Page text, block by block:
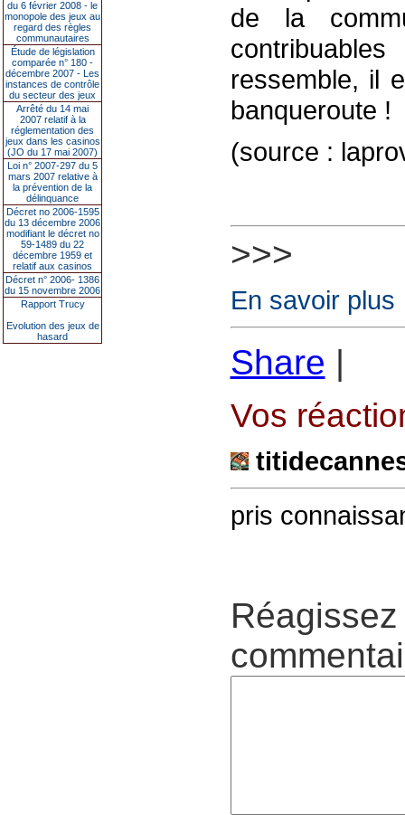
du 6 février 2008 - le
monopole des jeux au
regard des règles
communautaires
Étude de législation
comparée n° 180 -
décembre 2007 - Les
instances de contrôle
du secteur des jeux
Arrêté du 14 mai
2007 relatif à la
réglementation des
jeux dans les casinos
(JO du 17 mai 2007)
Loi n° 2007-297 du 5
mars 2007 relative à
la prévention de la
délinquance
Décret no 2006-1595
du 13 décembre 2006
modifiant le décret no
59-1489 du 22
décembre 1959 et
relatif aux casinos
Décret n° 2006- 1386
du 15 novembre 2006
Rapport Trucy
Evolution des jeux de
hasard
de la
ressemble, il
banqueroute !
(source :
>>>
En savoir plus
Share |
Vos
pris